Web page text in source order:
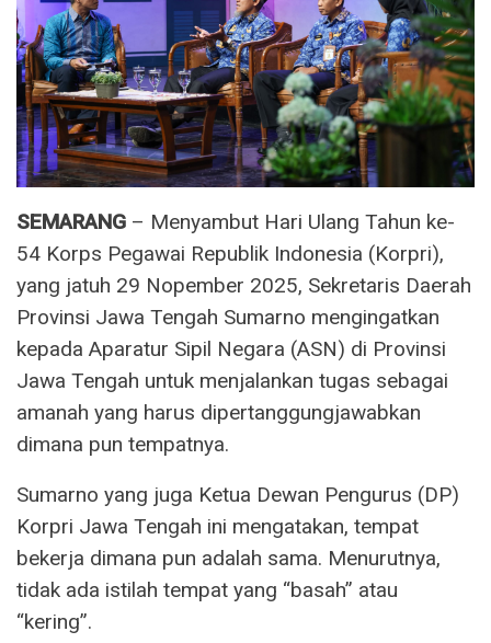
SEMARANG – Menyambut Hari Ulang Tahun ke-
54 Korps Pegawai Republik Indonesia (Korpri),
yang jatuh 29 Nopember 2025, Sekretaris Daerah
Provinsi Jawa Tengah Sumarno mengingatkan
kepada Aparatur Sipil Negara (ASN) di Provinsi
Jawa Tengah untuk menjalankan tugas sebagai
amanah yang harus dipertanggungjawabkan
dimana pun tempatnya.
Sumarno yang juga Ketua Dewan Pengurus (DP)
Korpri Jawa Tengah ini mengatakan, tempat
bekerja dimana pun adalah sama. Menurutnya,
tidak ada istilah tempat yang “basah” atau
“kering”.